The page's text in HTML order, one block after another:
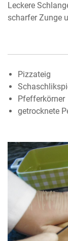
Leckere
scharfer Zunge
Pizzateig
Pfefferkörner
getrocknete